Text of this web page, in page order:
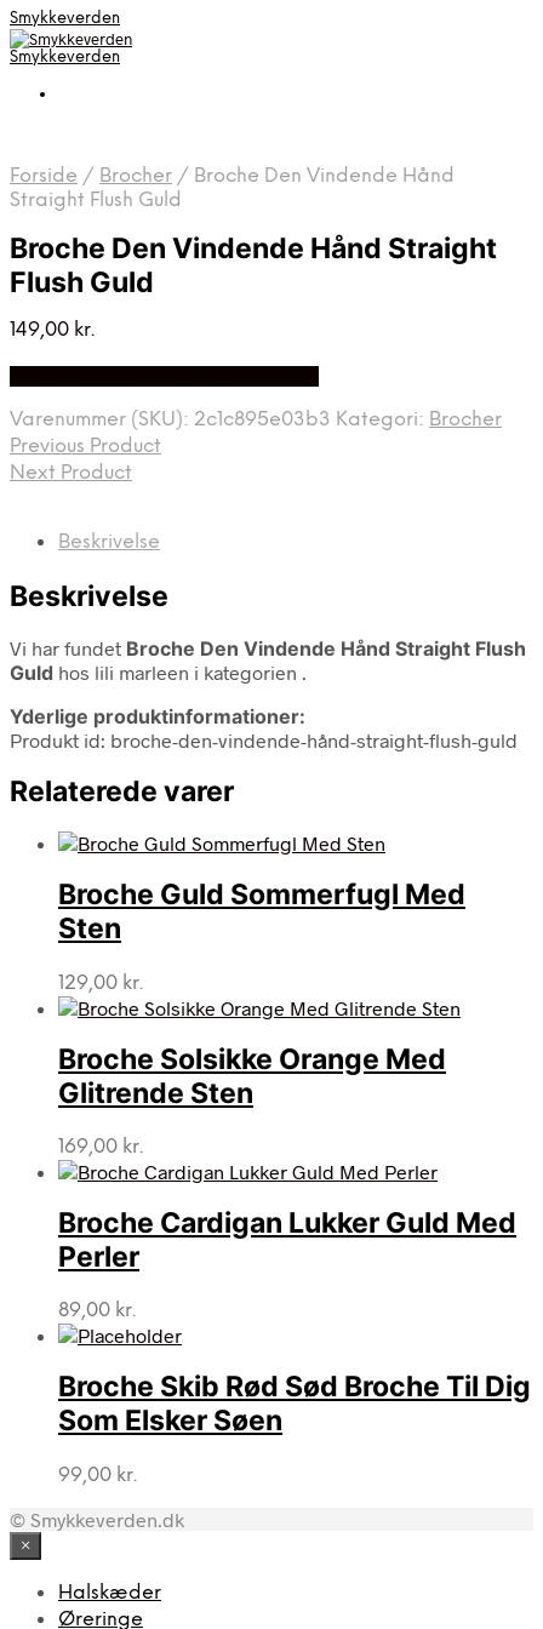
Smykkeverden
Smykkeverden
Forside / Brocher / Broche Den Vindende Hånd
Straight Flush Guld
Broche Den Vindende Hånd Straight
Flush Guld
149,00 kr.
Varenummer (SKU): 2c1c895e03b3 Kategori: Brocher
Previous Product
Next Product
Beskrivelse
Beskrivelse
Vi har fundet Broche Den Vindende Hånd Straight Flush
Guld hos lili marleen i kategorien .
Yderlige produktinformationer:
Produkt id: broche-den-vindende-hånd-straight-flush-guld
Relaterede varer
Broche Guld Sommerfugl Med
Sten
129,00 kr.
Broche Solsikke Orange Med
Glitrende Sten
169,00 kr.
Broche Cardigan Lukker Guld Med
Perler
89,00 kr.
Broche Skib Rød Sød Broche Til Dig
Som Elsker Søen
99,00 kr.
© Smykkeverden.dk
×
Halskæder
Øreringe